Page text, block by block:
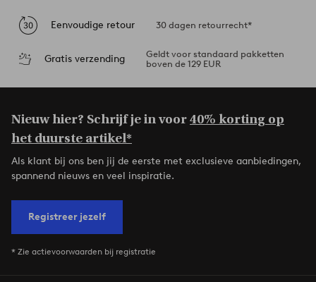
Eenvoudige retour 30 dagen retourrecht*
Gratis verzending
Geldt voor standaard pakketten
boven de 129 EUR
Nieuw hier? Schrijf je in voor40% korting op
het duurste artikel*
Als klant bij ons ben jij de eerste met exclusieve aanbiedingen,
spannend nieuws en veel inspiratie.
Registreer jezelf
* Zie actievoorwaarden bij registratie